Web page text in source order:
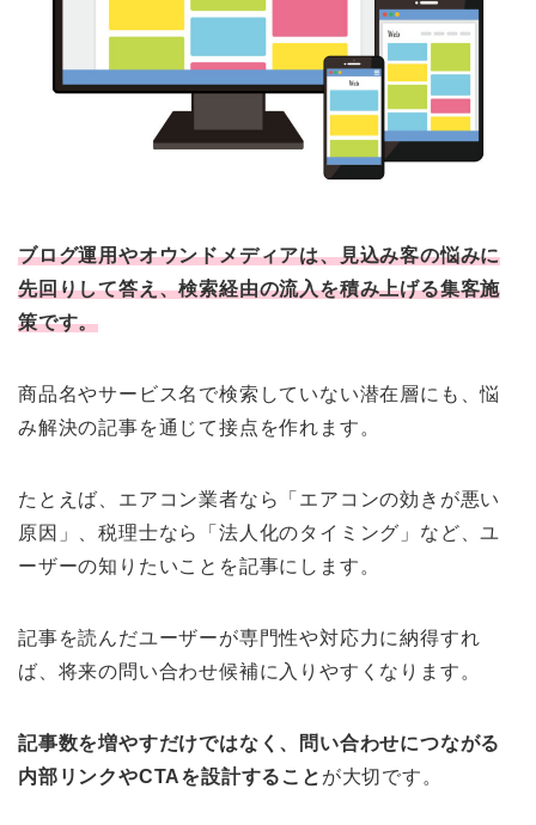
ブログ運用やオウンドメディアは、見込み客の悩みに
先回りして答え、検索経由の流入を積み上げる集客施
策です。
商品名やサービス名で検索していない潜在層にも、悩
み解決の記事を通じて接点を作れます。
たとえば、エアコン業者なら「エアコンの効きが悪い
原因」、税理士なら「法人化のタイミング」など、ユ
ーザーの知りたいことを記事にします。
記事を読んだユーザーが専門性や対応力に納得すれ
ば、将来の問い合わせ候補に入りやすくなります。
記事数を増やすだけではなく、問い合わせにつながる
内部リンクやCTAを設計すること が大切です。